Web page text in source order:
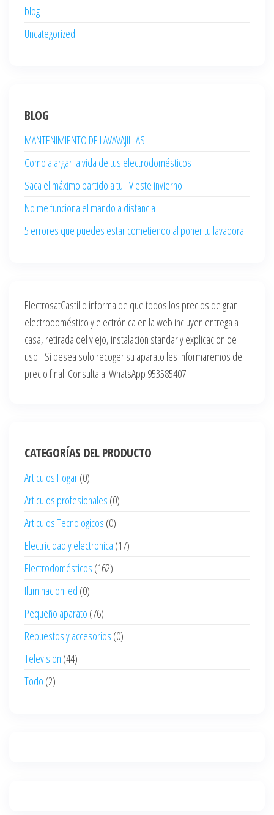
blog
Uncategorized
BLOG
MANTENIMIENTO DE LAVAVAJILLAS
Como alargar la vida de tus electrodomésticos
Saca el máximo partido a tu TV este invierno
No me funciona el mando a distancia
5 errores que puedes estar cometiendo al poner tu lavadora
ElectrosatCastillo informa de que todos los precios de gran
electrodoméstico y electrónica en la web incluyen entrega a
casa, retirada del viejo, instalacion standar y explicacion de
uso. Si desea solo recoger su aparato les informaremos del
precio final. Consulta al WhatsApp 953585407
CATEGORÍAS DEL PRODUCTO
Articulos Hogar(0)
Articulos profesionales (0)
Articulos Tecnologicos (0)
Electricidad y electronica (17)
Electrodomésticos (162)
Iluminacion led (0)
Pequeño aparato (76)
Repuestos y accesorios (0)
Television (44)
Todo (2)